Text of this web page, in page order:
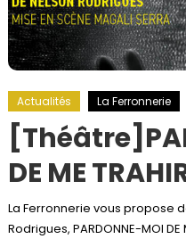
Actualités La Ferronnerie
DE ME
La Ferronnerie vous propose
Rodrigues, PARDONNE-MOI